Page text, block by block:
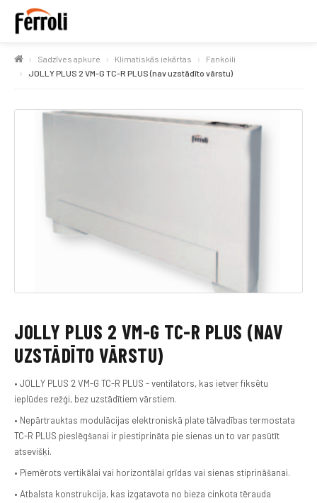
Sadzīves apkure Klimatiskās iekārtas
Fankoili
JOLLY PLUS 2 VM-G TC-R PLUS (nav uzstādīto vārstu)
JOLLY PLUS 2 VM-G TC-R PLUS (NAV
UZSTĀDĪTO VĀRSTU)
• JOLLY PLUS 2 VM-G TC-R PLUS - ventilators, kas ietver fiksētu
ieplūdes režģi, bez uzstādītiem vārstiem.
• Nepārtrauktas modulācijas elektroniskā plate tālvadības termostata
TC-R PLUS pieslēgšanai ir piestiprināta pie sienas un to var pasūtīt
atsevišķi.
• Piemērots vertikālai vai horizontālai grīdas vai sienas stiprināšanai.
• Atbalsta konstrukcija, kas izgatavota no bieza cinkota tērauda